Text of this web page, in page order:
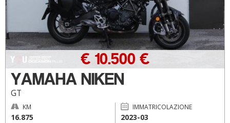
YAMAHA NIKEN
GT
€ 10.500 €
KM
16.875
IMMATRICOLAZIONE
2023-03